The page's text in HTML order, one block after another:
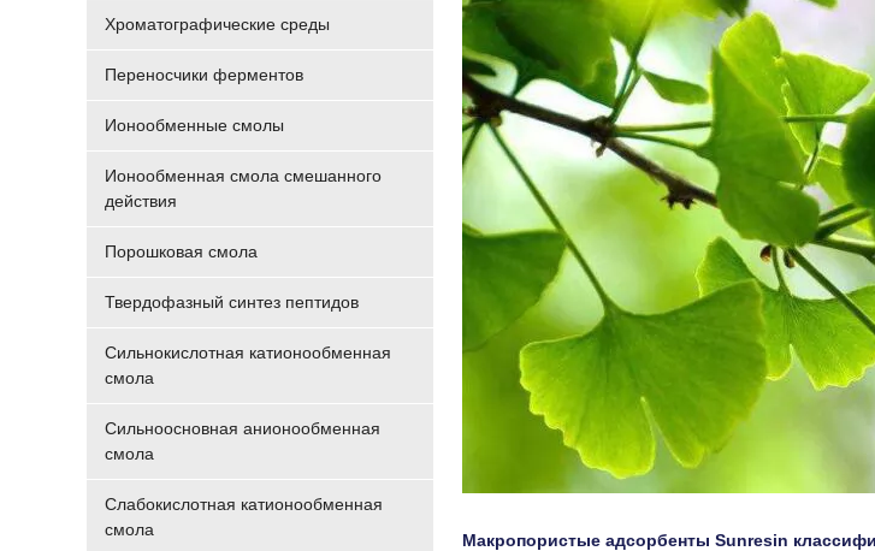
Хроматографические среды
Переносчики ферментов
Ионообменные смолы
Ионообменная смола смешанного
действия
Порошковая смола
Твердофазный синтез пептидов
Сильнокислотная катионообменная
смола
Сильноосновная анионообменная
смола
Слабокислотная катионообменная
смола
Макропористые адсорбенты Sunresin